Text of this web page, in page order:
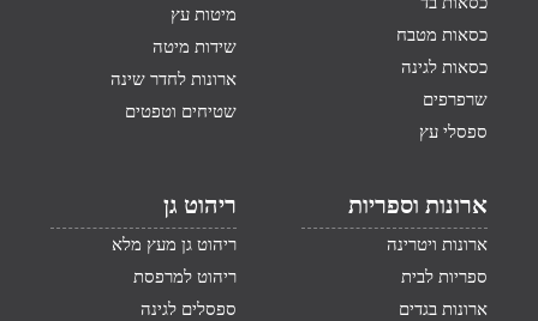
כסאות מטבח
כסאות לגינה
שרפרפים
ספסלי עץ
מיטות עץ
שידות מיטה
ארונות לחדר שינה
שטיחים וטפטים
ארונות וספריות
ארונות ויטרינה
ספריות לבית
ארונות בגדים
ריהוט גן
ריהוט גן מעץ מלא
ריהוט למרפסת
ספסלים לגינה